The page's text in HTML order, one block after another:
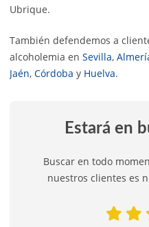
Ubrique.
También defendemos a
alcoholemia en Sevilla,
Jaén, Córdoba y Huelva.
Estará en
Buscar en todo
nuestros clientes es